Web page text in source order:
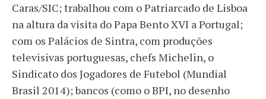
Caras/SIC; trabalhou com o Patriarcado de Lisboa
na altura da visita do Papa Bento XVI a Portugal;
com os Palácios de Sintra, com produções
televisivas portuguesas, chefs Michelin, o
Sindicato dos Jogadores de Futebol (Mundial
Brasil 2014); bancos (como o BPI, no desenho